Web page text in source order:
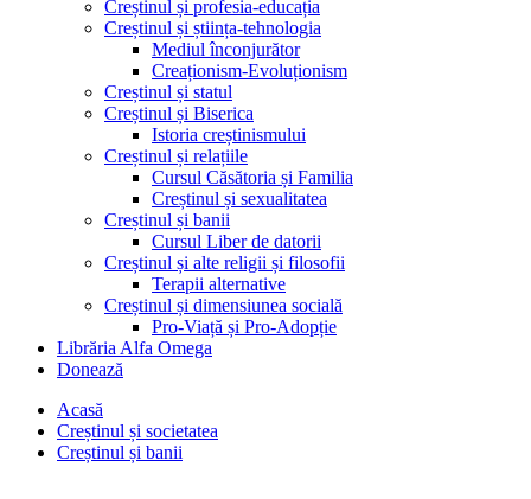
Creștinul și profesia-educația
Creștinul și știința-tehnologia
Mediul înconjurător
Creaționism-Evoluționism
Creștinul și statul
Creștinul și Biserica
Istoria creștinismului
Creștinul și relațiile
Cursul Căsătoria și Familia
Creștinul și sexualitatea
Creștinul și banii
Cursul Liber de datorii
Creștinul și alte religii și filosofii
Terapii alternative
Creștinul și dimensiunea socială
Pro-Viață și Pro-Adopție
Librăria Alfa Omega
Donează
Acasă
Creștinul și societatea
Creștinul și banii